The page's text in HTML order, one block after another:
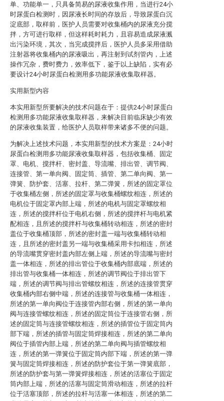
单、功能单一，只具备简易的尿液收集作用，当进行24小
时尿蛋白检测时，因尿液长时间的存放后，导致尿蛋白沉
淀底部，取样前，医护人员需要对收集桶内的尿液充分搅
拌，方可进行取样，但这样耗时耗力，且容易造成尿液溅
出污染环境，其次，当完成搅拌后，医护人员多采用借助
注射器将收集桶内的尿液吸出，再注射到试剂管内，上述
操作冗杂，费时费力，效率低下，鉴于以上缺陷，实有必
要设计24小时尿蛋白检测用多功能尿液收集取样器。
实用新型内容
本实用新型所要解决的技术问题在于：提供24小时尿蛋白
检测用多功能尿液收集取样器，来解决目前临床缺少有效
的尿液收集装置，给医护人员取样带来诸多不便的问题。
为解决上述技术问题，本实用新型的技术方案是：24小时
尿蛋白检测用多功能尿液收集取样器，包括收集桶、固定
罩、电机、搅拌杆、密封盖、导流嘴、排出管、调节阀、
连接管、第一单向阀、固定筒、插管、第二单向阀、第一
弹簧、防护套、活塞、拉杆、第二弹簧，所述的固定罩位
于收集桶左侧，所述的固定罩与收集桶螺纹相连，所述的
电机位于固定罩内部上端，所述的电机与固定罩螺纹相
连，所述的搅拌杆位于电机右侧，所述的搅拌杆与电机紧
配相连，且所述的搅拌杆与收集桶转动相连，所述的密封
盖位于收集桶顶部，所述的密封盖一端与收集桶转动相
连，且所述的密封盖另一端与收集桶采用卡扣相连，所述
的导流嘴贯穿密封盖内部左侧上端，所述的导流嘴与密封
盖一体相连，所述的排出管位于收集桶内部底端，所述的
排出管与收集桶一体相连，所述的调节阀位于排出管下
端，所述的调节阀与排出管螺纹相连，所述的连接管贯穿
收集桶内部右侧中端，所述的连接管与收集桶一体相连，
所述的第一单向阀位于连接管内部右侧，所述的第一单向
阀与连接管螺纹相连，所述的固定筒位于连接管右侧，所
述的固定筒与连接管螺纹相连，所述的插管位于固定筒内
部下端，所述的插管与固定筒焊接相连，所述的第二单向
阀位于插管内部上端，所述的第二单向阀与插管螺纹相
连，所述的第一弹簧位于固定筒内部下端，所述的第一弹
簧与固定筒焊接相连，所述的防护套位于第一弹簧底部，
所述的防护套与第一弹簧焊接相连，所述的活塞位于固定
筒内部上端，所述的活塞与固定筒滑动相连，所述的拉杆
位于活塞顶部，所述的拉杆与活塞一体相连，所述的第二